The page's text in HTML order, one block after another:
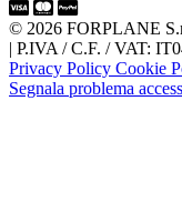
© 2026 FORPLANE
| P.IVA / C.F. / VAT:
Privacy Policy Cookie
Segnala problema